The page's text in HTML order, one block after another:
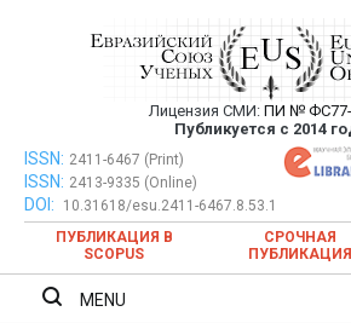
Евразийский Союз
публикация научных
ежемесячном
Лицензия СМИ: ПИ № ФС77-
Публикуется с 2014
Евразийский Союз Ученых —
ежемесячном научном
ISSN: 2411-6467 (Print)
ISSN: 2413-9335 (Online)
DOI:
10.31618/esu.2411-6467.8.53.1
ПУБЛИКАЦИЯ В
SCOPUS
СРОЧНАЯ
ПУБЛИКАЦИЯ
MENU